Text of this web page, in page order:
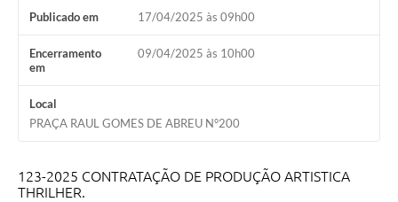
Publicado em 17/04/2025 às 09h00
Encerramento
em
09/04/2025 às 10h00
Local
PRAÇA RAUL GOMES DE ABREU N°200
123-2025 CONTRATAÇÃO DE PRODUÇÃO ARTISTICA
THRILHER.